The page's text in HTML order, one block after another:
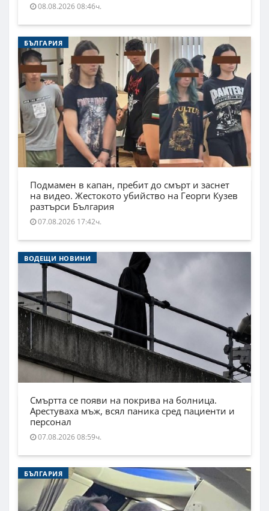
08.08.2026 08:46ч.
БЪЛГАРИЯ
Подмамен в капан, пребит до смърт и заснет
на видео. Жестокото убийство на Георги Кузев
разтърси България
07.08.2026 17:42ч.
ВОДЕЩИ НОВИНИ
Смъртта се появи на покрива на болница.
Арестуваха мъж, всял паника сред пациенти и
персонал
07.08.2026 08:59ч.
БЪЛГАРИЯ